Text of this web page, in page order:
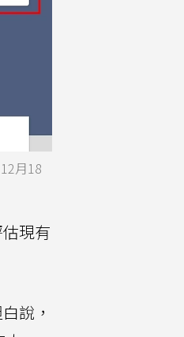
月18
現有
說，